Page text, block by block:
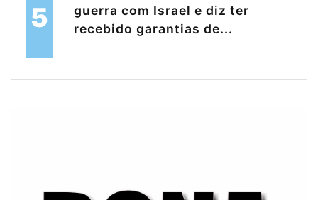
5
guerra com Israel e diz ter
recebido garantias de...